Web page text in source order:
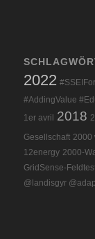
2022
#AddingValue
1er avril 2018
Gesellschaft 2000
12energy 2000-
GridSense-
@landisgyr